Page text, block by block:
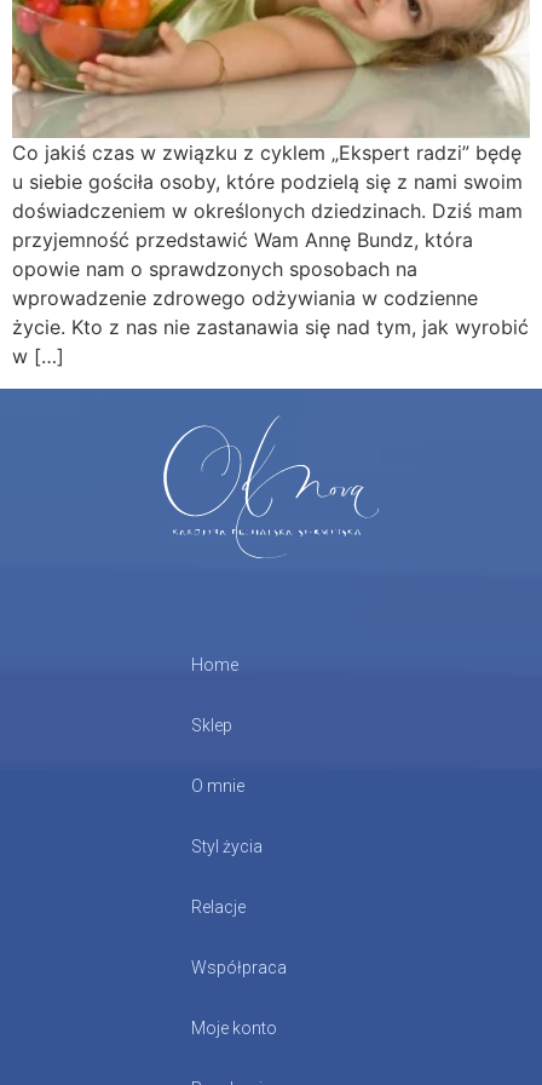
Co jakiś czas w związku z cyklem „Ekspert radzi” będę
u siebie gościła osoby, które podzielą się z nami swoim
doświadczeniem w określonych dziedzinach. Dziś mam
przyjemność przedstawić Wam Annę Bundz, która
opowie nam o sprawdzonych sposobach na
wprowadzenie zdrowego odżywiania w codzienne
życie. Kto z nas nie zastanawia się nad tym, jak wyrobić
w […]
Home
Sklep
O mnie
Styl życia
Relacje
Współpraca
Moje konto